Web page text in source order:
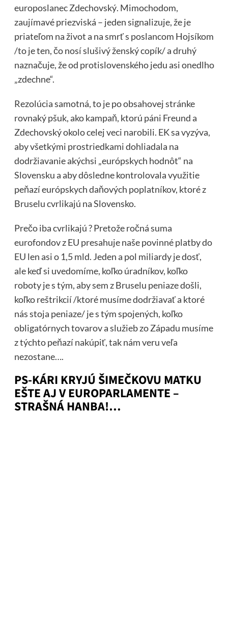
europoslanec Zdechovský. Mimochodom,
zaujímavé priezviská – jeden signalizuje, že je
priateľom na život a na smrť s poslancom Hojsíkom
/to je ten, čo nosí slušivý ženský copík/ a druhý
naznačuje, že od protislovenského jedu asi onedlho
„zdechne“.
Rezolúcia samotná, to je po obsahovej stránke
rovnaký pšuk, ako kampaň, ktorú páni Freund a
Zdechovský okolo celej veci narobili. EK sa vyzýva,
aby všetkými prostriedkami dohliadala na
dodržiavanie akýchsi „európskych hodnôt“ na
Slovensku a aby dôsledne kontrolovala využitie
peňazí európskych daňových poplatníkov, ktoré z
Bruselu cvrlikajú na Slovensko.
Prečo iba cvrlikajú ? Pretože ročná suma
eurofondov z EU presahuje naše povinné platby do
EU len asi o 1,5 mld. Jeden a pol miliardy je dosť,
ale keď si uvedomíme, koľko úradníkov, koľko
roboty je s tým, aby sem z Bruselu peniaze došli,
koľko reštrikcií /ktoré musíme dodržiavať a ktoré
nás stoja peniaze/ je s tým spojených, koľko
obligatórnych tovarov a služieb zo Západu musíme
z týchto peňazí nakúpiť, tak nám veru veľa
nezostane….
PS-KÁRI KRYJÚ ŠIMEČKOVU MATKU
EŠTE AJ V EUROPARLAMENTE –
STRAŠNÁ HANBA!…